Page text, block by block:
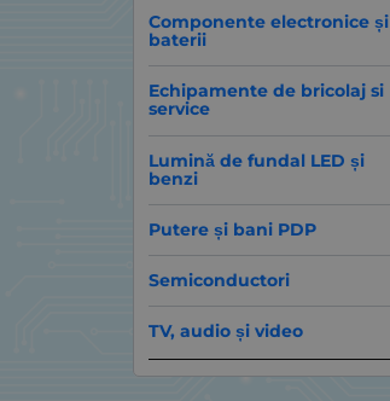
Componente electronice și
baterii
Echipamente de bricolaj si
service
Lumină de fundal LED și
benzi
Putere și bani PDP
Semiconductori
TV, audio și video